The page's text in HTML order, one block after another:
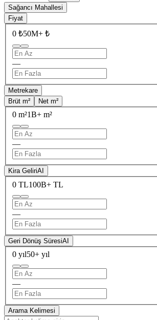
Sağancı Mahallesi
Fiyat
0 ₺50M+ ₺
—
Metrekare
Brüt m²
Net m²
0 m²1B+ m²
—
Kira GeliriAI
0 TL100B+ TL
—
Geri Dönüş SüresiAI
0 yıl50+ yıl
—
Arama Kelimesi